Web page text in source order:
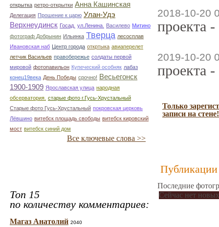
открытка ретро-открытки Анна Кашинская
Делегация Прошение к царю Улан-Удэ
Верхнеудинск Госад. ул.Ленина. Василево Митино
фотограф Добрынин Ильинка Тверца лесосплав
Ивановская наб Центр города откртыка авиаперелет
летчик Васильев правобережье солдаты первой
мировой фотопавильон Купеческий особняк лабаз
конец19века День Победы срочно! Весьегонск
1900-1909 Ярославская улица народная
обсерватория. старые фото г.Гусь-Хрустальный
Старые фото Гусь-Хрустальный покровская церковь
Лёвшино витебск площадь свободы витебск кировский
мост витебск синий дом
Все ключевые слова >>
Топ 15
по количеству комментариев:
Магаз Анатолий 2040
2018-10-20
проекта
2019-10-20
проекта
Только
записи на стене!
Публикации
Последние
Сейчас нет